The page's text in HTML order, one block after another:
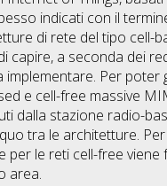
indicati con il
di rete del tipo cell-
a seconda dei
Per
e cell-free massive
dalla stazione radio-
tra le architetture.
le reti cell-free
area.